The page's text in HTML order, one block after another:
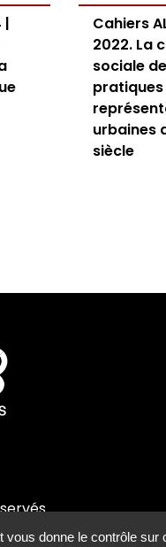
vous donne le contrôle
|
Cahiers
2022. La
sociale
urbaines
siècle